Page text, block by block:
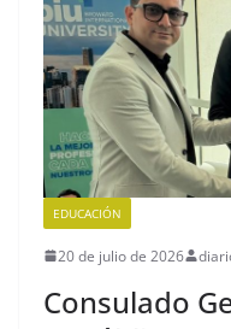
EDUCACIÓN
20 de julio de 2026
Consulado